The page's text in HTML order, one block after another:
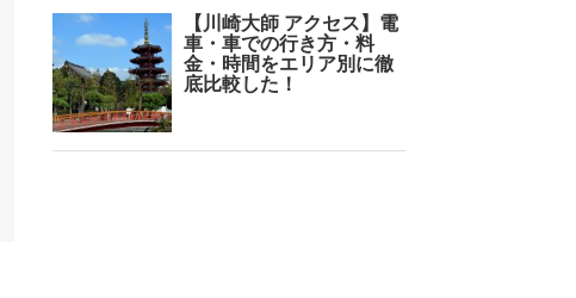
【川崎大師 アクセス】電
車・車での行き方・料
金・時間をエリア別に徹
底比較した！